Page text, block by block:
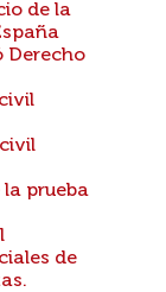
de la
Derecho
la prueba
de